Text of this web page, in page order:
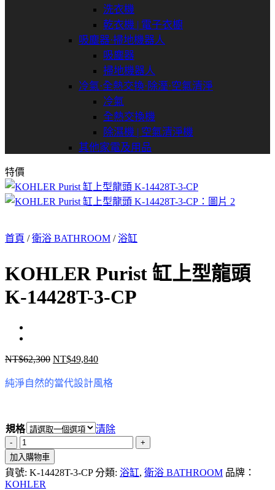
洗衣機
乾衣機 | 電子衣櫥
吸塵器⋅掃地機器人
吸塵器
掃地機器人
冷氣⋅全熱交換⋅除溼⋅空氣清淨
冷氣
全熱交換機
除濕機 | 空氣清淨機
其他家電及用品
特價
首頁 / 衛浴 BATHROOM / 浴缸
KOHLER Purist 缸上型龍頭
K-14428T-3-CP
NT$62,300 原
始
價
NT$62,300。
NT$49,840目
前
價
純淨自然的當代設計風格
規格
清除
KOHLER
Purist
缸
上
加入購物車
貨號: K-14428T-3-CP 分類: 浴缸, 衛浴 BATHROOM 品牌：
KOHLER